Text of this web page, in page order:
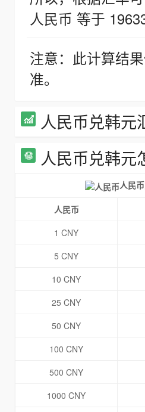
人民币 等于
注意：此计算结
准。
人民币兑韩元
人民币兑韩元
人民
人民币
1 CNY
5 CNY
10 CNY
25 CNY
50 CNY
100 CNY
500 CNY
1000 CNY